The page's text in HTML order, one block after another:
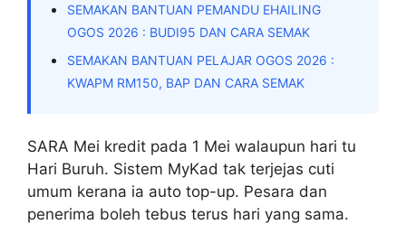
SEMAKAN BANTUAN PEMANDU EHAILING
OGOS 2026 : BUDI95 DAN CARA SEMAK
SEMAKAN BANTUAN PELAJAR OGOS 2026 :
KWAPM RM150, BAP DAN CARA SEMAK
SARA Mei kredit pada 1 Mei walaupun hari tu
Hari Buruh. Sistem MyKad tak terjejas cuti
umum kerana ia auto top-up. Pesara dan
penerima boleh tebus terus hari yang sama.